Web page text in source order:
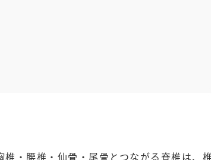
・腰椎・仙骨・尾骨とつながる脊椎は、